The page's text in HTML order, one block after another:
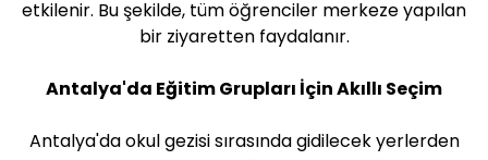
etkilenir. Bu şekilde, tüm öğrenciler merkeze yapılan
bir ziyaretten faydalanır.
Antalya'da Eğitim Grupları İçin Akıllı Seçim
Antalya'da okul gezisi sırasında gidilecek yerlerden